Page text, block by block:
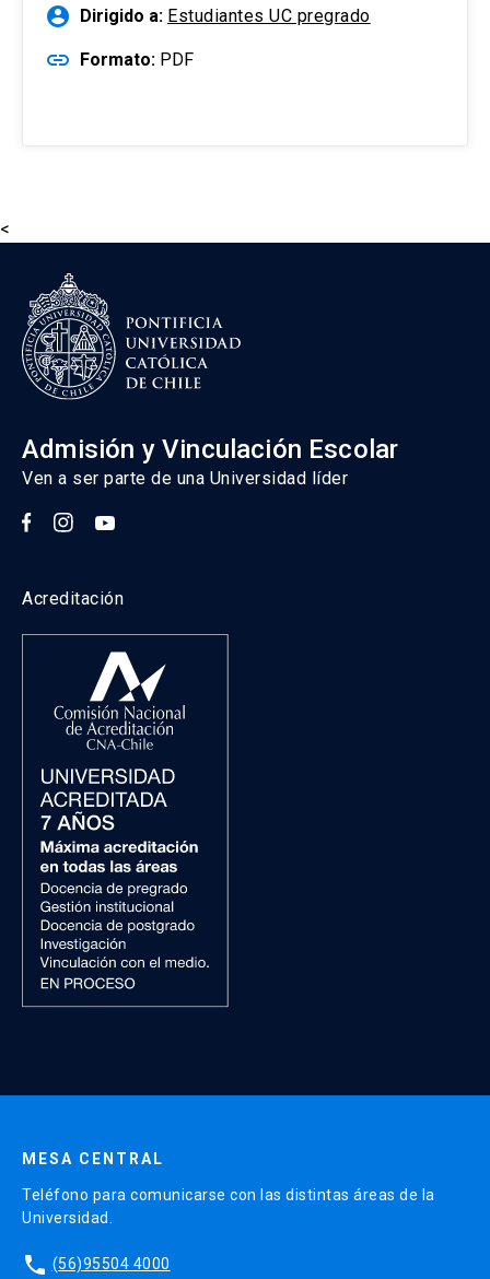
account_circle Dirigido a: Estudiantes UC pregrado
link Formato: PDF
<
Admisión y Vinculación Escolar
Ven a ser parte de una Universidad líder
Acreditación
MESA CENTRAL
Teléfono para comunicarse con las distintas áreas de la
Universidad.
phone (56)95504 4000